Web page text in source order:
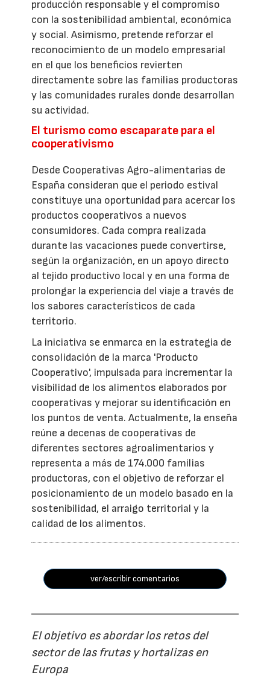
producción responsable y el compromiso
con la sostenibilidad ambiental, económica
y social. Asimismo, pretende reforzar el
reconocimiento de un modelo empresarial
en el que los beneficios revierten
directamente sobre las familias productoras
y las comunidades rurales donde desarrollan
su actividad.
El turismo como escaparate para el
cooperativismo
Desde Cooperativas Agro-alimentarias de
España consideran que el periodo estival
constituye una oportunidad para acercar los
productos cooperativos a nuevos
consumidores. Cada compra realizada
durante las vacaciones puede convertirse,
según la organización, en un apoyo directo
al tejido productivo local y en una forma de
prolongar la experiencia del viaje a través de
los sabores característicos de cada
territorio.
La iniciativa se enmarca en la estrategia de
consolidación de la marca 'Producto
Cooperativo', impulsada para incrementar la
visibilidad de los alimentos elaborados por
cooperativas y mejorar su identificación en
los puntos de venta. Actualmente, la enseña
reúne a decenas de cooperativas de
diferentes sectores agroalimentarios y
representa a más de 174.000 familias
productoras, con el objetivo de reforzar el
posicionamiento de un modelo basado en la
sostenibilidad, el arraigo territorial y la
calidad de los alimentos.
ver/escribir comentarios
El objetivo es abordar los retos del
sector de las frutas y hortalizas en
Europa